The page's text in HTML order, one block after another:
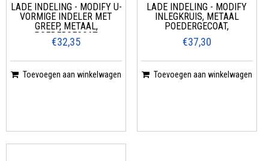
LADE INDELING - MODIFY U-
VORMIGE INDELER MET
GREEP, METAAL,
POEDERGECOAT,
€32,35
Toevoegen aan winkelwagen
LADE INDELING - MODIFY
INLEGKRUIS, METAAL
POEDERGECOAT,
€37,30
Toevoegen aan winkelwagen